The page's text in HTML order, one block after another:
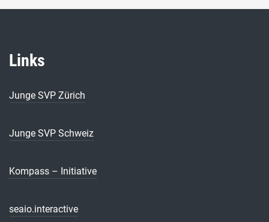
Links
Junge SVP Zürich
Junge SVP Schweiz
Kompass – Initiative
seaio.interactive